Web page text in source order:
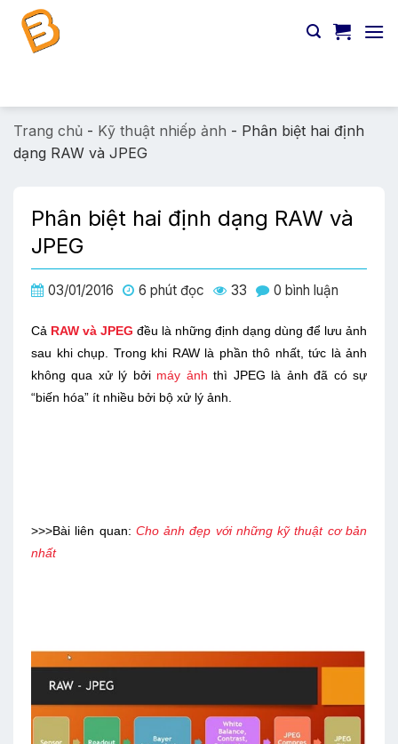
Chuyển
đến
Trang chủ - Kỹ thuật nhiếp ảnh - Phân biệt hai định
dạng RAW và JPEG
Phân biệt hai định dạng RAW và
JPEG
03/01/2016 6 phút đọc 33 0 bình luận
Cả RAW và JPEG đều là những định dạng dùng để lưu ảnh
sau khi chụp. Trong khi RAW là phần thô nhất, tức là ảnh
không qua xử lý bởi máy ảnh thì JPEG là ảnh đã có sự
“biến hóa” ít nhiều bởi bộ xử lý ảnh.
>>>Bài liên quan: Cho ảnh đẹp với những kỹ thuật cơ bản
nhất